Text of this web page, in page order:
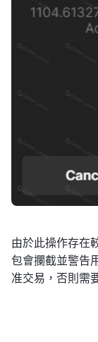
由於此操作存在
包會攔截並警告
准交易，否則需